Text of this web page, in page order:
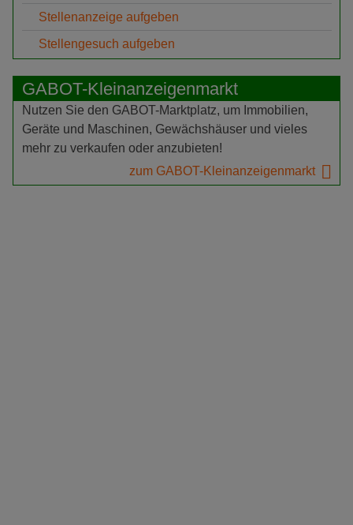
Stellenanzeige aufgeben
Stellengesuch aufgeben
GABOT-Kleinanzeigenmarkt
Nutzen Sie den GABOT-Marktplatz, um Immobilien,
Geräte und Maschinen, Gewächshäuser und vieles
mehr zu verkaufen oder anzubieten!
zum GABOT-Kleinanzeigenmarkt